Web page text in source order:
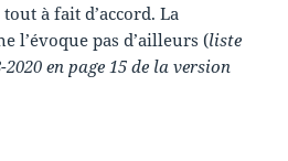
à fait d’accord. La
l’évoque pas d’ailleurs (liste
2020 en page 15 de la version